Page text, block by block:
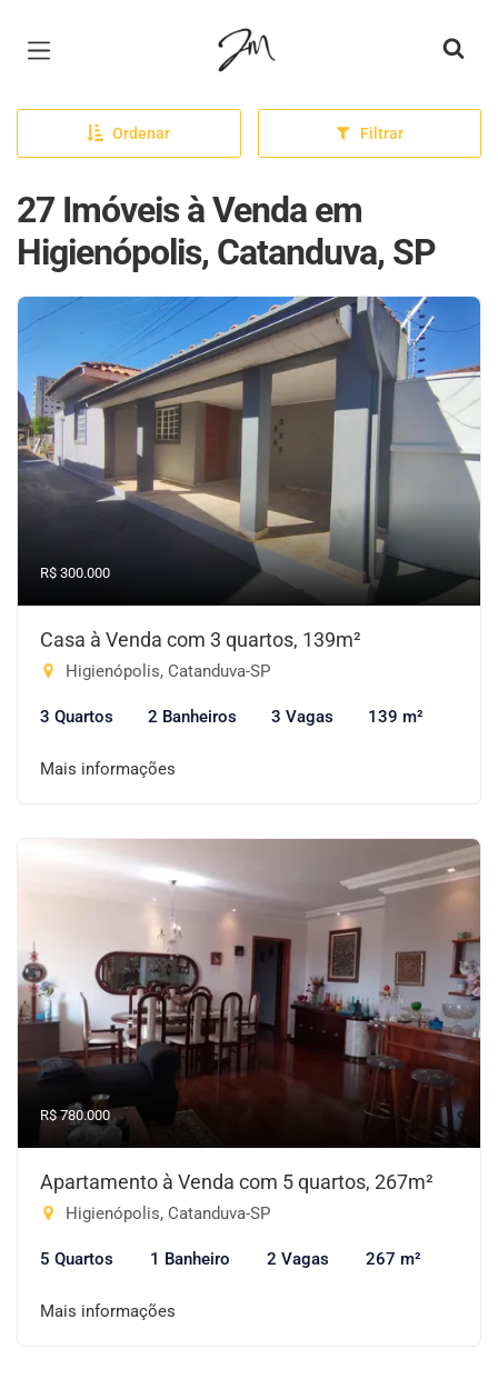
Página inicial
Ordenar Filtrar
27 Imóveis à Venda em
Higienópolis, Catanduva, SP
R$ 300.000
Casa à Venda com 3 quartos, 139m²
Higienópolis, Catanduva-SP
3 Quartos 2 Banheiros 3 Vagas 139 m²
Mais informações
R$ 780.000
Apartamento à Venda com 5 quartos, 267m²
Higienópolis, Catanduva-SP
5 Quartos 1 Banheiro 2 Vagas 267 m²
Mais informações